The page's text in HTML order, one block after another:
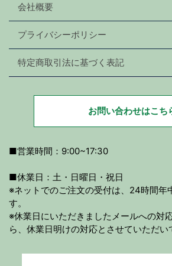
会社概要
プライバシーポリシー
特定商取引法に基づく表記
お問い合わせはこち
■営業時間：9:00~17:30
■休業日：土・日曜日・祝日
※ネットでのご注文の受付は、24時間年
す。
※休業日にいただきましたメールへの対
ら、休業日明けの対応とさせていただい